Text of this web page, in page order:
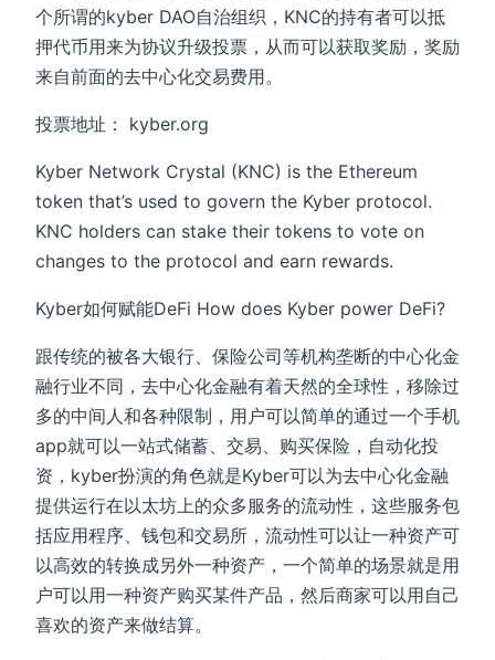
个所谓的kyber DAO自治组织，KNC的持有者可以抵
押代币用来为协议升级投票，从而可以获取奖励，奖励
来自前面的去中心化交易费用。
投票地址： kyber.org
Kyber Network Crystal (KNC) is the Ethereum
token that’s used to govern the Kyber protocol.
KNC holders can stake their tokens to vote on
changes to the protocol and earn rewards.
Kyber如何赋能DeFi How does Kyber power DeFi?
跟传统的被各大银行、保险公司等机构垄断的中心化金
融行业不同，去中心化金融有着天然的全球性，移除过
多的中间人和各种限制，用户可以简单的通过一个手机
app就可以一站式储蓄、交易、购买保险，自动化投
资，kyber扮演的角色就是Kyber可以为去中心化金融
提供运行在以太坊上的众多服务的流动性，这些服务包
括应用程序、钱包和交易所，流动性可以让一种资产可
以高效的转换成另外一种资产，一个简单的场景就是用
户可以用一种资产购买某件产品，然后商家可以用自己
喜欢的资产来做结算。